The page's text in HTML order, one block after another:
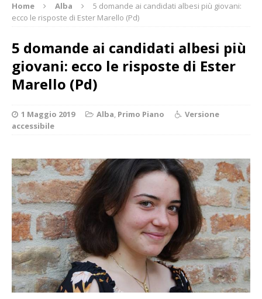
Home Alba
5 domande ai candidati albesi più giovani:
ecco le risposte di Ester Marello (Pd)
5 domande ai candidati albesi più
giovani: ecco le risposte di Ester
Marello (Pd)
1 Maggio 2019 Alba, Primo Piano
Versione
accessibile